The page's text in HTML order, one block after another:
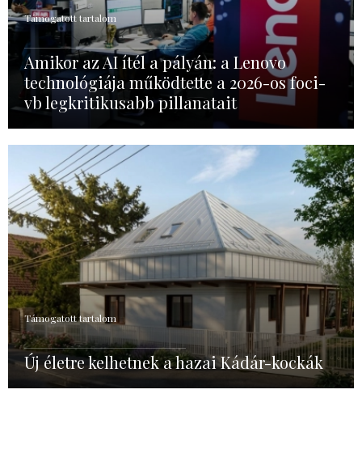
Támogatott tartalom
Amikor az AI ítél a pályán: a Lenovo
technológiája működtette a 2026-os foci-
vb legkritikusabb pillanatait
Támogatott tartalom
Új életre kelhetnek a hazai Kádár-kockák